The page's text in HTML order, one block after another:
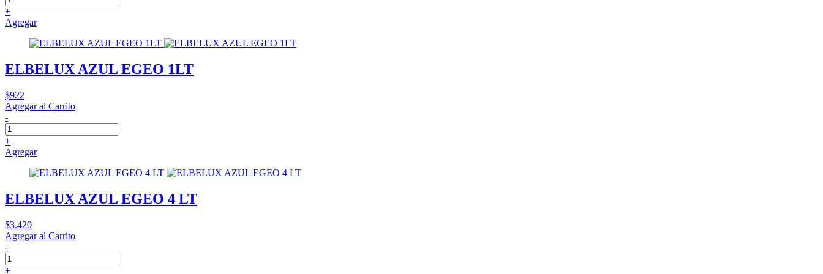
+
Agregar
ELBELUX AZUL EGEO 1LT
$922
Agregar al Carrito
-
+
Agregar
ELBELUX AZUL EGEO 4 LT
$3.420
Agregar al Carrito
-
+